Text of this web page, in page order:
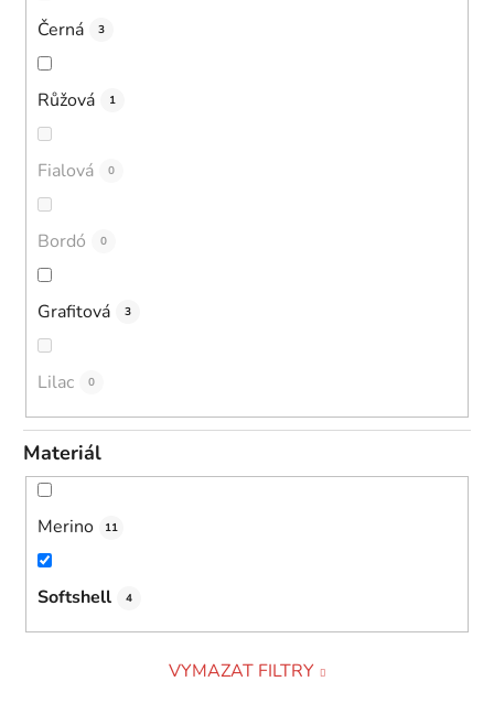
Černá 3
Růžová 1
Fialová 0
Bordó 0
Grafitová 3
Lilac 0
Materiál
Merino 11
Softshell 4
VYMAZAT FILTRY